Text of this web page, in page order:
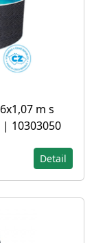
m s
| 10303050
Detail